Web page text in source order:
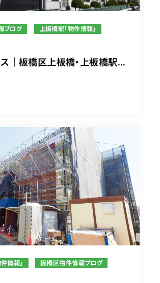
ブログ 上板橋駅「物件情報」
｜板橋区上板橋・上板橋駅...
情報」 板橋区物件情報ブログ